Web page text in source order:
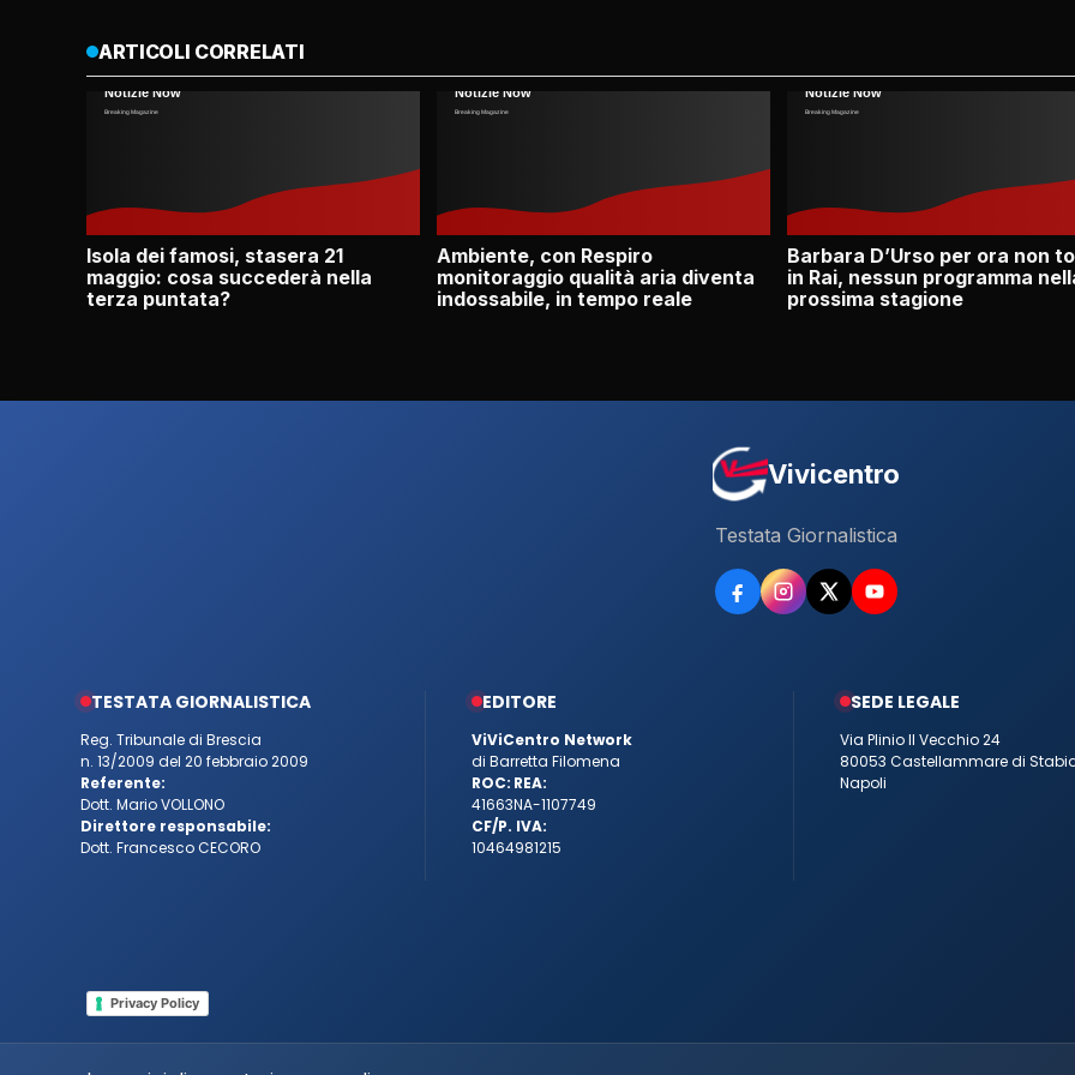
ARTICOLI CORRELATI
Isola dei famosi, stasera 21
maggio: cosa succederà nella
terza puntata?
Ambiente, con Respiro
monitoraggio qualità aria diventa
indossabile, in tempo reale
Barbara D’Urso per ora non
in Rai, nessun programma
prossima stagione
Vivicentro
Testata Giornalistica
TESTATA GIORNALISTICA
Reg. Tribunale di Brescia
n. 13/2009 del 20 febbraio 2009
Referente:
Dott. Mario VOLLONO
Direttore responsabile:
Dott. Francesco CECORO
EDITORE
ViViCentro Network
di Barretta Filomena
ROC:
41663
REA:
NA-1107749
CF/P. IVA:
10464981215
SEDE LEGALE
Via Plinio Il Vecchio 24
80053 Castellammare di
Napoli
Privacy Policy